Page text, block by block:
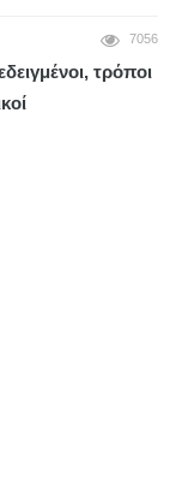
7056
τρόποι